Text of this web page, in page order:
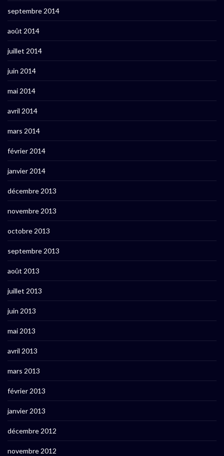
septembre 2014
août 2014
juillet 2014
juin 2014
mai 2014
avril 2014
mars 2014
février 2014
janvier 2014
décembre 2013
novembre 2013
octobre 2013
septembre 2013
août 2013
juillet 2013
juin 2013
mai 2013
avril 2013
mars 2013
février 2013
janvier 2013
décembre 2012
novembre 2012